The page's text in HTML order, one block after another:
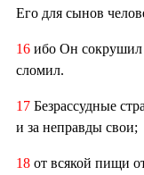
Его для сынов
16 ибо Он сокрушил
сломил.
17 Безрассудные
и за неправды свои;
18 от всякой пищи